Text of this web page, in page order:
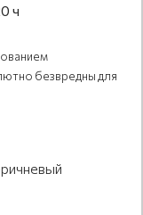
ч
безвредны для